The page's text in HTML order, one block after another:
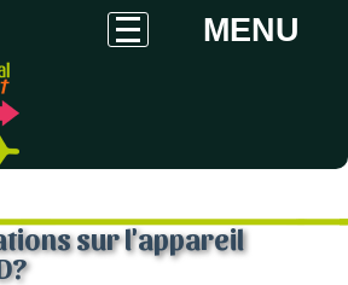
MENU
sur l'appareil